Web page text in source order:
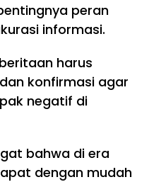
peran
informasi.
harus
konfirmasi agar
negatif di
bahwa di era
dengan mudah